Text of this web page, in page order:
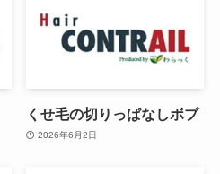
くせ毛の切りっぱなしボブ
2026年6月2日